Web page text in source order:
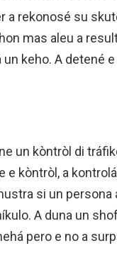
a rekonosé su
mas aleu a
keho. A detené e
un kòntròl di
e kòntròl, a
si un persona
A duna un
pero e no a